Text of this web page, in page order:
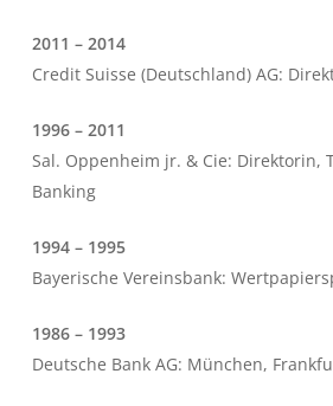
2011 – 2014
Credit Suisse (Deutschland) AG:
1996 – 2011
Sal. Oppenheim jr. & Cie: Direktorin,
Banking
1994 – 1995
Bayerische Vereinsbank:
1986 – 1993
Deutsche Bank AG: München,